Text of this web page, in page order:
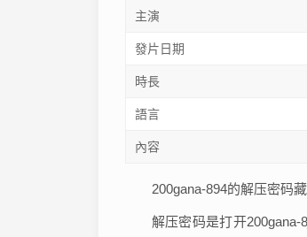
主演
發片日期
時長
語言
內容
200gana-894的解压密码藏
解压密码是打开